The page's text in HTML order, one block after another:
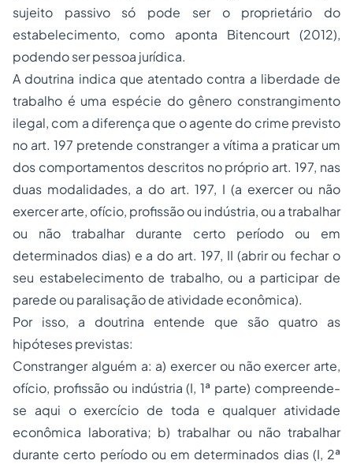
sujeito passivo só pode ser o proprietário do
estabelecimento, como aponta Bitencourt (2012),
podendo ser pessoa jurídica.
A doutrina indica que atentado contra a liberdade de
trabalho é uma espécie do gênero constrangimento
ilegal, com a diferença que o agente do crime previsto
no art. 197 pretende constranger a vítima a praticar um
dos comportamentos descritos no próprio art. 197, nas
duas modalidades, a do art. 197, I (a exercer ou não
exercer arte, ofício, profissão ou indústria, ou a trabalhar
ou não trabalhar durante certo período ou em
determinados dias) e a do art. 197, II (abrir ou fechar o
seu estabelecimento de trabalho, ou a participar de
parede ou paralisação de atividade econômica).
Por isso, a doutrina entende que são quatro as
hipóteses previstas:
Constranger alguém a: a) exercer ou não exercer arte,
ofício, profissão ou indústria (I, 1ª parte) compreende-
se aqui o exercício de toda e qualquer atividade
econômica laborativa; b) trabalhar ou não trabalhar
durante certo período ou em determinados dias (I, 2ª